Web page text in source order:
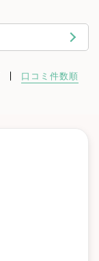
口コミ件数順